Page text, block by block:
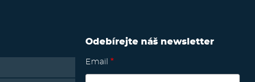
Odebírejte náš newsletter
Email